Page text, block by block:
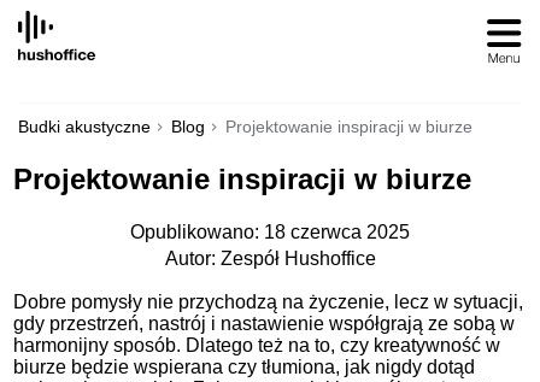
SKIP
CONTENT
Budki akustyczne Blog Projektowanie inspiracji w biurze
Projektowanie inspiracji w biurze
Opublikowano: 18 czerwca 2025
Autor: Zespół Hushoffice
Dobre pomysły nie przychodzą na życzenie, lecz w sytuacji,
gdy przestrzeń, nastrój i nastawienie współgrają ze sobą w
harmonijny sposób. Dlatego też na to, czy kreatywność w
biurze będzie wspierana czy tłumiona, jak nigdy dotąd